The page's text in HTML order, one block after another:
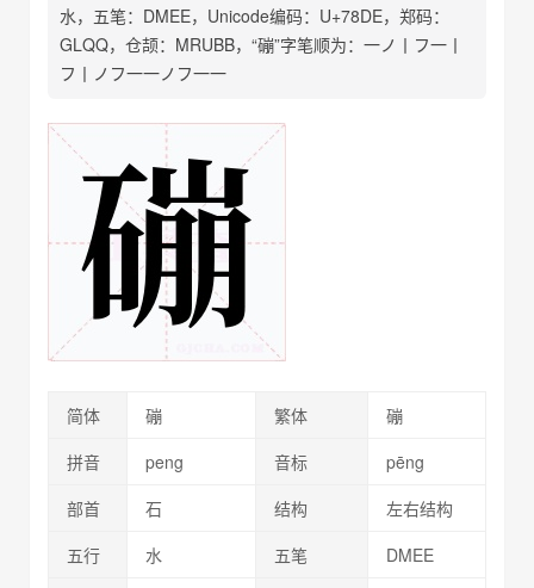
水，五笔：DMEE，Unicode编码：U+78DE，郑码：
GLQQ，仓颉：MRUBB，“磞”字笔顺为：一ノ丨フ一丨
フ丨ノフ一一ノフ一一
简体 磞 繁体
磞
拼音
peng 音标
pēng
部首
石 结构
左右结构
五行
水 五笔
DMEE